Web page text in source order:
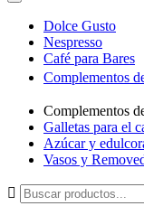
Dolce Gusto
Nespresso
Café para Bares
Complementos
Complementos
Galletas para el
Azúcar y
Vasos y
